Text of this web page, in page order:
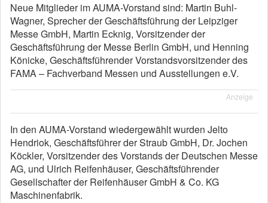
Neue Mitglieder im AUMA-Vorstand sind: Martin Buhl-
Wagner, Sprecher der Geschäftsführung der Leipziger
Messe GmbH, Martin Ecknig, Vorsitzender der
Geschäftsführung der Messe Berlin GmbH, und Henning
Könicke, Geschäftsführender Vorstandsvorsitzender des
FAMA – Fachverband Messen und Ausstellungen e.V.
Anzeige
In den AUMA-Vorstand wiedergewählt wurden Jelto
Hendriok, Geschäftsführer der Straub GmbH, Dr. Jochen
Köckler, Vorsitzender des Vorstands der Deutschen Messe
AG, und Ulrich Reifenhäuser, Geschäftsführender
Gesellschafter der Reifenhäuser GmbH & Co. KG
Maschinenfabrik.